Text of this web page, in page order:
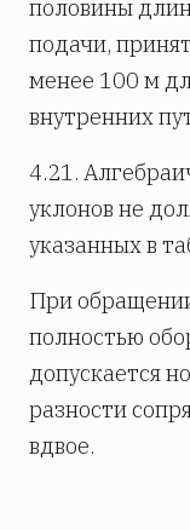
половины
подачи,
менее 100 м
внутренних
4.21.
уклонов не
указанных в
При
полностью
допускается
разности
вдвое.